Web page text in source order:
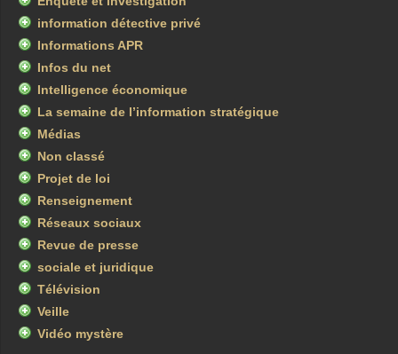
information détective privé
Informations APR
Infos du net
Intelligence économique
La semaine de l’information stratégique
Médias
Non classé
Projet de loi
Renseignement
Réseaux sociaux
Revue de presse
sociale et juridique
Télévision
Veille
Vidéo mystère